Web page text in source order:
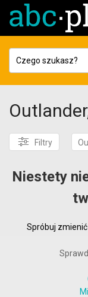
Filtry
Niestety
Spróbuj